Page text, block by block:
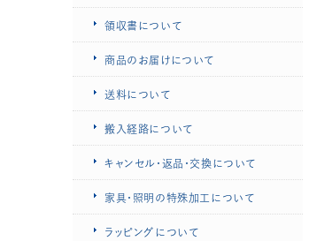
領収書について
商品のお届けについて
送料について
搬入経路について
キャンセル・返品・交換について
家具・照明の特殊加工について
ラッピングについて